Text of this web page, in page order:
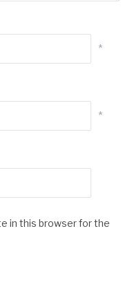
*
*
in this browser for the